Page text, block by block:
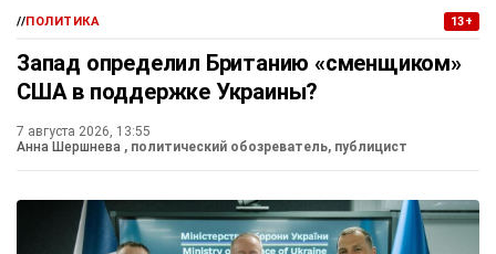
//ПОЛИТИКА 13+
Запад определил Британию «сменщиком»
США в поддержке Украины?
7 августа 2026, 13:55
Анна Шершнева , политический обозреватель, публицист